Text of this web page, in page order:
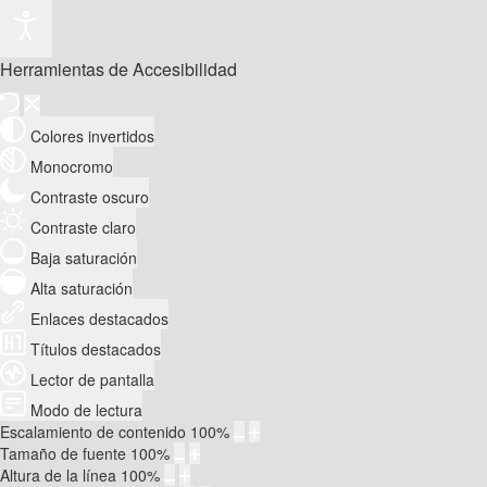
Herramientas de Accesibilidad
Colores invertidos
Monocromo
Contraste oscuro
Contraste claro
Baja saturación
Alta saturación
Enlaces destacados
Títulos destacados
Lector de pantalla
Modo de lectura
Escalamiento de contenido 100%
Tamaño de fuente 100%
Altura de la línea 100%